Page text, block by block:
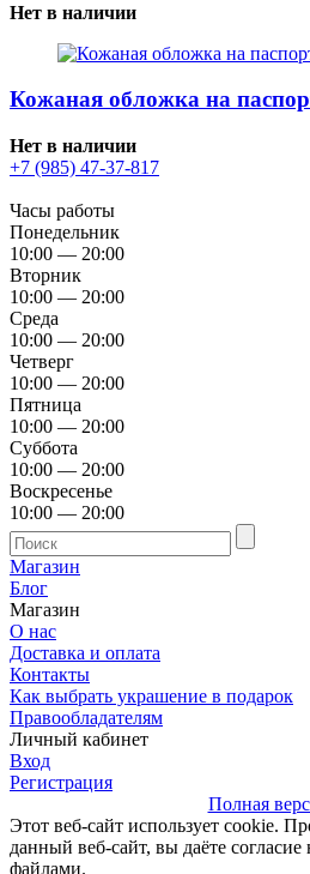
Нет в наличии
Кожаная обложка на
Нет в наличии
+7 (985) 47-37-817
Часы работы
Понедельник
10:00 — 20:00
Вторник
10:00 — 20:00
Среда
10:00 — 20:00
Четверг
10:00 — 20:00
Пятница
10:00 — 20:00
Суббота
10:00 — 20:00
Воскресенье
10:00 — 20:00
Магазин
Блог
Магазин
О нас
Доставка и оплата
Контакты
Как выбрать украшение в подарок
Правообладателям
Личный кабинет
Вход
Регистрация
Полная
Этот веб-сайт использует cookie.
данный веб-сайт, вы даёте согласие
файлами.